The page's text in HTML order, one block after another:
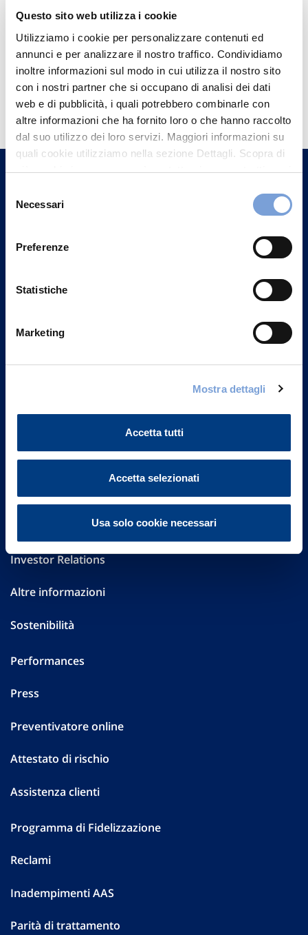
Questo sito web utilizza i cookie
Utilizziamo i cookie per personalizzare contenuti ed
annunci e per analizzare il nostro traffico. Condividiamo
inoltre informazioni sul modo in cui utilizza il nostro sito
con i nostri partner che si occupano di analisi dei dati
web e di pubblicità, i quali potrebbero combinarle con
altre informazioni che ha fornito loro o che hanno raccolto
dal suo utilizzo dei loro servizi. Maggiori informazioni su
quali cookie utilizziamo nella sezione Dettagli. Scopra di
più su chi siamo, come può contattarci e come trattiamo i
può trovare nel footer del sito nella sezione "Informativa
delNecessari
Preferenze
Statistiche
Marketing
Mostra dettagli
Accetta tutti
Accetta selezionati
Usa solo cookie necessari
Hai bisogno di
informazioni?
Trova l'Agenzia più vicina a te e parla con
un nostro Agente.
Vittoria Assicurazioni S.p.A.
Part. IVA 01329510158
FAQ
Investor Relations
Altre informazioni
Sostenibilità
Performances
Press
Preventivatore online
Attestato di rischio
Assistenza clienti
Programma di Fidelizzazione
Reclami
Inadempimenti AAS
Parità di trattamento